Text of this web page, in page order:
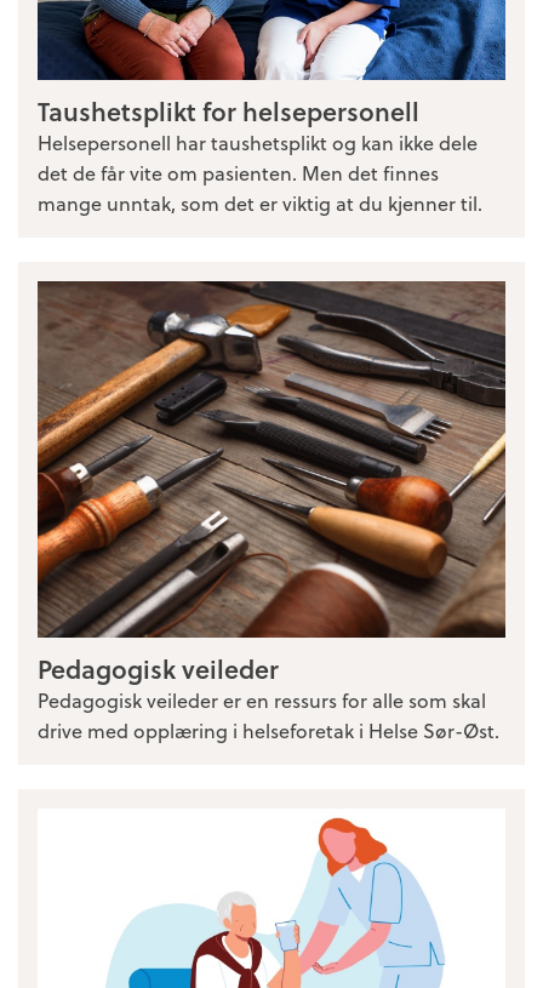
Taushetsplikt for helsepersonell
Helsepersonell har taushetsplikt og kan ikke dele
det de får vite om pasienten. Men det finnes
mange unntak, som det er viktig at du kjenner til.
Pedagogisk veileder
Pedagogisk veileder er en ressurs for alle som skal
drive med opplæring i helseforetak i Helse Sør-Øst.